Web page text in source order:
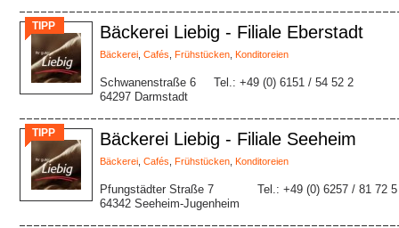
TIPP Bäckerei Liebig - Filiale Eberstadt
Bäckerei Cafés Frühstücken Konditoreien
Schwanenstraße 6
64297 Darmstadt
Tel.: +49 (0) 6151 / 54 52 2
TIPP Bäckerei Liebig - Filiale Seeheim
Bäckerei Cafés Frühstücken Konditoreien
Pfungstädter Straße 7
64342 Seeheim-Jugenheim
Tel.: +49 (0) 6257 / 81 72 5